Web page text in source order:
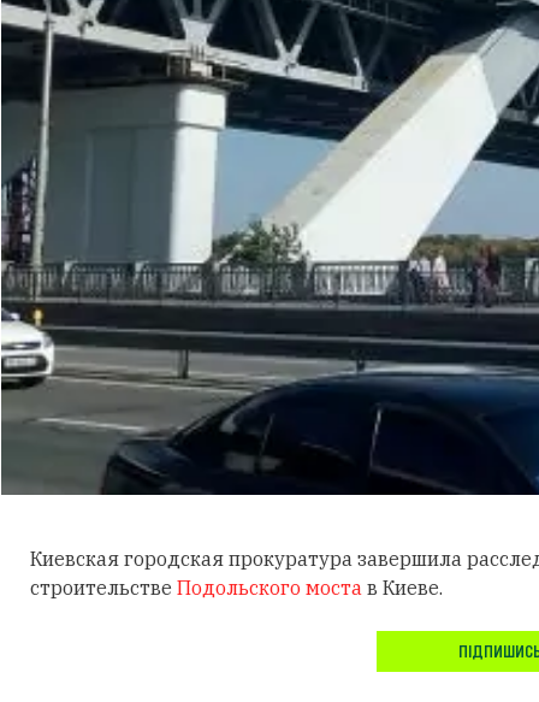
Киевская городская прокуратура завершила
строительстве Подольского моста в Киеве.